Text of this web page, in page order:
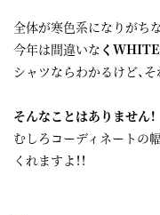
全体が寒色系になりがちな
今年は間違いな く
シャツならわかるけど、
そんなことはありません！
むしろコーディネートの
くれますよ！！